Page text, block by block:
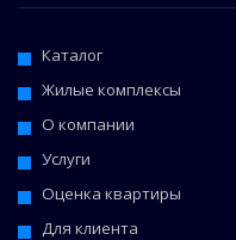
Каталог
Жилые комплексы
О компании
Услуги
Оценка квартиры
Для клиента